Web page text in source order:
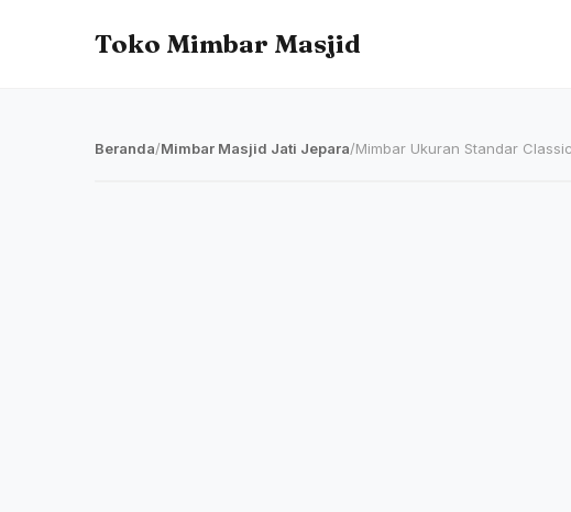
Toko Mimbar Masjid
Beranda/Mimbar Masjid Jati Jepara/Mimbar Ukuran Standar